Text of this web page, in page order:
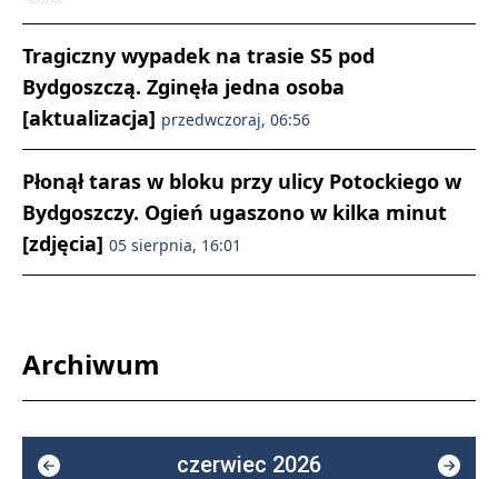
Tragiczny wypadek na trasie S5 pod
Bydgoszczą. Zginęła jedna osoba
[aktualizacja] przedwczoraj, 06:56
Płonął taras w bloku przy ulicy Potockiego w
Bydgoszczy. Ogień ugaszono w kilka minut
[zdjęcia] 05 sierpnia, 16:01
Archiwum
czerwiec 2026